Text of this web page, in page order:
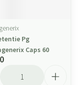
Pg
Caps 60